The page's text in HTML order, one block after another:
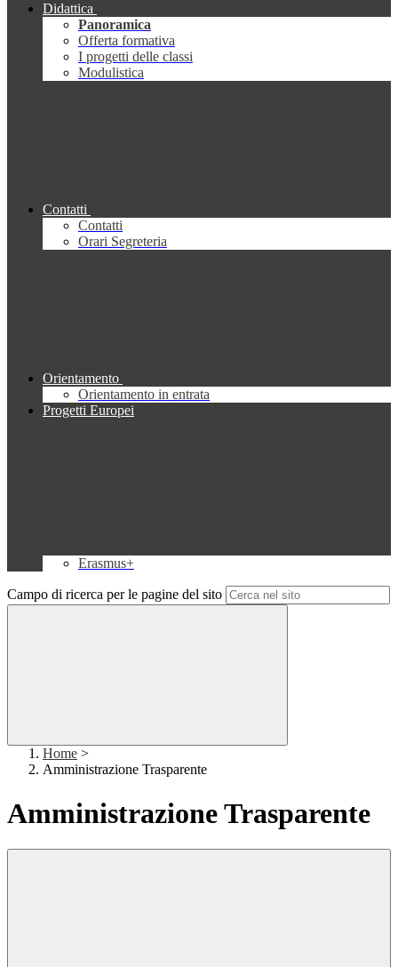
Didattica
Panoramica
Offerta formativa
I progetti delle classi
Modulistica
Contatti
Contatti
Orari Segreteria
Orientamento
Orientamento in entrata
Progetti Europei
Erasmus+
Campo di ricerca per le pagine del sito
Home >
Amministrazione Trasparente
Amministrazione Trasparente